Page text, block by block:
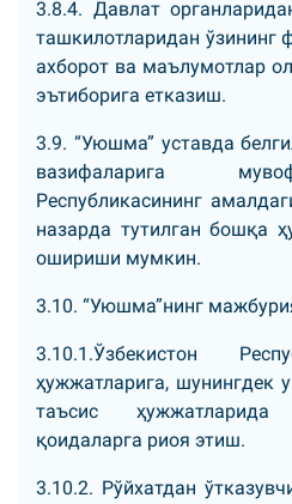
3.8.4. Давлат
ташкилотларидан ўзининг
ахборот ва маълумотлар
эътиборига етказиш.
3.9. “Уюшма” уставда
вазифаларига
Республикасининг
назарда тутилган бошқа
ошириши мумкин.
3.10. “Уюшма”нинг
3.10.1.Ўзбекистон
ҳужжатларига, шунингдек
таъсис
қоидаларга риоя этиш.
3.10.2. Рўйхатдан